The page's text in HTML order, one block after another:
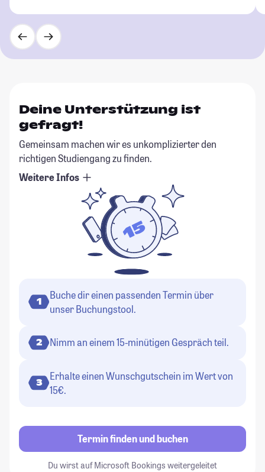
Deine Unterstützung ist
gefragt!
Gemeinsam machen wir es unkomplizierter den
richtigen Studiengang zu finden.
Weitere Infos
1
Buche dir einen passenden Termin über
unser Buchungstool.
2 Nimm an einem 15-minütigen Gespräch teil.
3
Erhalte einen Wunschgutschein im Wert von
15€.
Termin finden und buchen
Du wirst auf Microsoft Bookings weitergeleitet